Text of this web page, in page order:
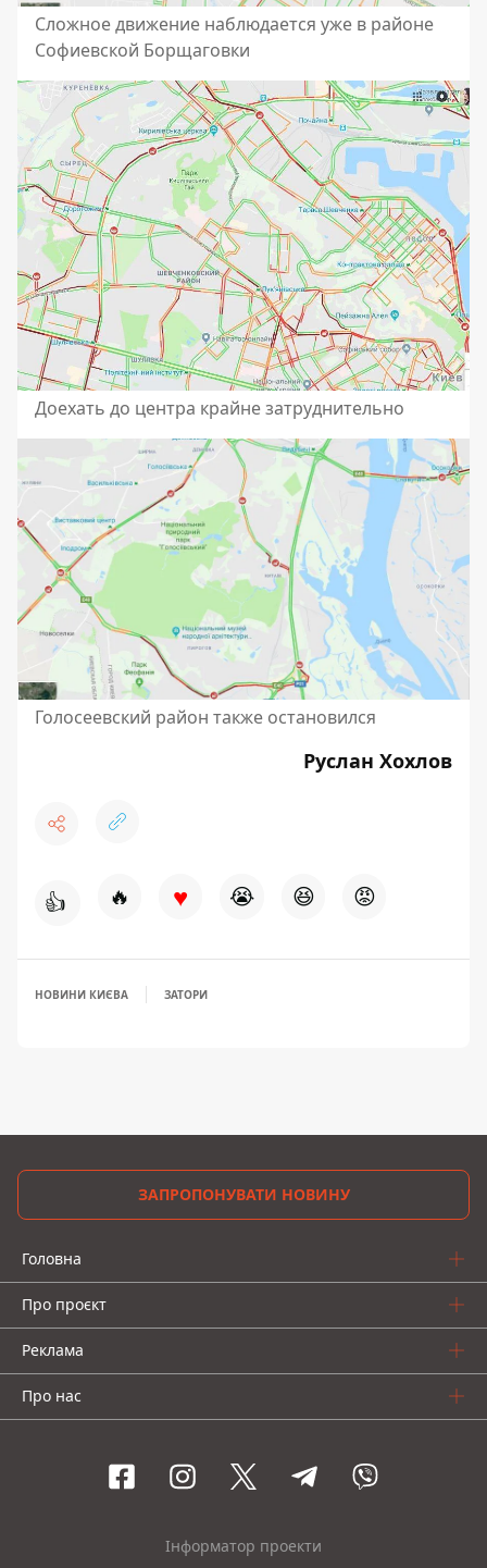
Сложное движение наблюдается уже в районе
Софиевской Борщаговки
Доехать до центра крайне затруднительно
Голосеевский район также остановился
Руслан Хохлов
👍 🔥 ♥ 😭 😆 😡
НОВИНИ КИЄВА ЗАТОРИ
ЗАПРОПОНУВАТИ НОВИНУ
Головна
Про проєкт
Реклама
Про нас
Інформатор проекти